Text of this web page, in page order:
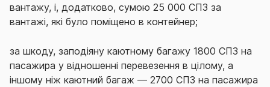
вантажу, і, додатково, сумою 25 000 СПЗ за
вантажі, які було поміщено в контейнер;
за шкоду, заподіяну каютному багажу 1800 СПЗ на
пасажира у відношенні перевезення в цілому, а
іншому ніж каютний багаж — 2700 СПЗ на пасажира